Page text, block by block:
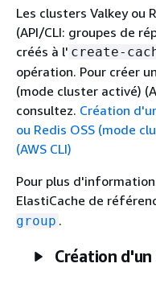
Les clusters Valkey ou
(API/CLI: groupes de
créés à l' create-
opération. Pour créer
(mode cluster activé)
consultez. Création
ou Redis OSS (mode
(AWS CLI)
Pour plus
ElastiCache de
group .
Création d'un